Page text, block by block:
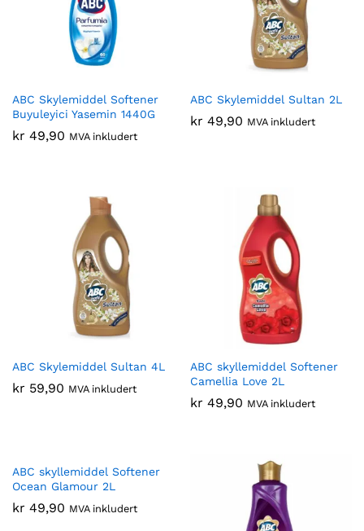
ABC Skylemiddel Softener
Buyuleyici Yasemin 1440G
kr 49,90 MVA inkludert
ABC Skylemiddel Sultan 2L
kr 49,90 MVA inkludert
ABC Skylemiddel Sultan 4L
kr 59,90 MVA inkludert
ABC skyllemiddel Softener
Camellia Love 2L
kr 49,90 MVA inkludert
ABC skyllemiddel Softener
Ocean Glamour 2L
kr 49,90 MVA inkludert